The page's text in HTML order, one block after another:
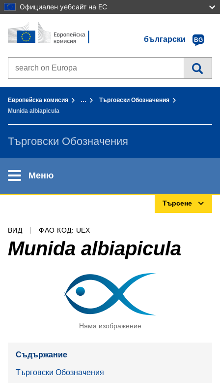
Официален уебсайт на ЕС
Към съдържанието
Начало - Европейска комисия
български
BG
Search on Europa websites
Европейска комисия …
Търговски Обозначения
Munida albiapicula
Търговски Обозначения
Меню
Търсене
ВИД ФАО КОД: UEX
Munida albiapicula
Няма изображение
Съдържание
Търговски Обозначения